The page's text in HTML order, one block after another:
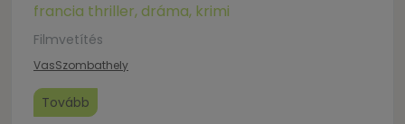
francia thriller, dráma, krimi
Filmvetítés
VasSzombathely
Tovább